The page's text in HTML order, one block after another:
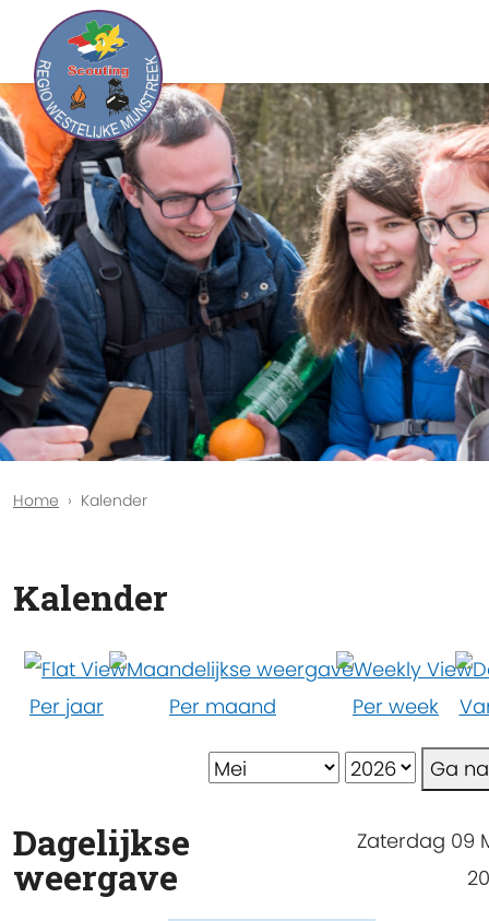
Home Kalender
Kalender
Per jaar Per maand Per week
Ga
Dagelijkse
weergave
Zaterdag 09